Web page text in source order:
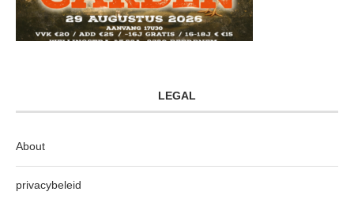
LEGAL
About
privacybeleid